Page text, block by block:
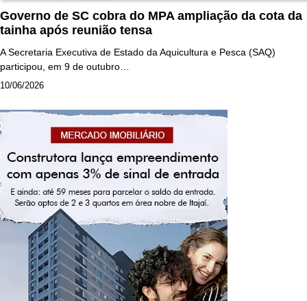
Governo de SC cobra do MPA ampliação da cota da
tainha após reunião tensa
A Secretaria Executiva de Estado da Aquicultura e Pesca (SAQ)
participou, em 9 de outubro…
10/06/2026